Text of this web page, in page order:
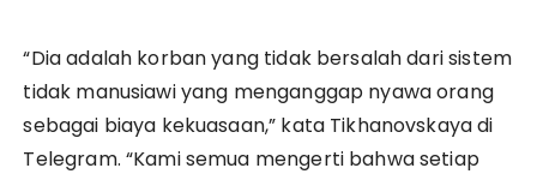
“Dia adalah korban yang tidak bersalah dari sistem
tidak manusiawi yang menganggap nyawa orang
sebagai biaya kekuasaan,” kata Tikhanovskaya di
Telegram. “Kami semua mengerti bahwa setiap